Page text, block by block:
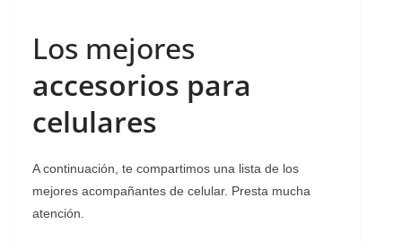
Los mejores
accesorios para
celulares
A continuación, te compartimos una lista de los
mejores acompañantes de celular. Presta mucha
atención.